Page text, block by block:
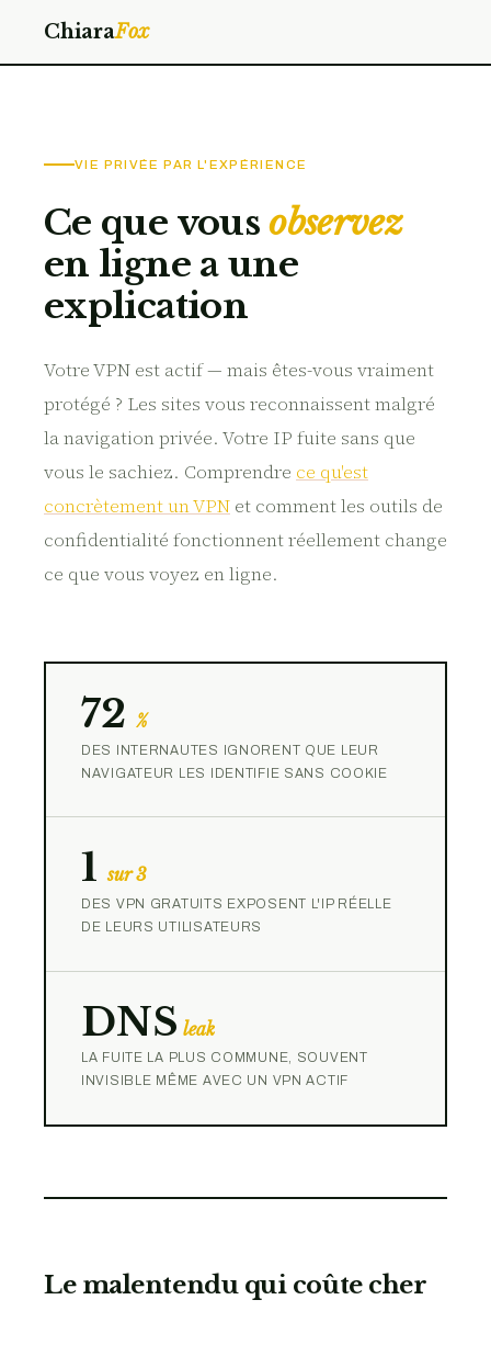
ChiaraFox
VIE PRIVÉE PAR L'EXPÉRIENCE
Ce que vousobservez
en ligne a une
explication
Votre VPN est actif — mais êtes-vous vraiment
protégé ? Les sites vous reconnaissent malgré
la navigation privée. Votre IP fuite sans que
vous le sachiez. Comprendre ce qu'est
concrètement un VPN et comment les outils de
confidentialité fonctionnent réellement change
ce que vous voyez en ligne.
72 %
DES INTERNAUTES IGNORENT QUE LEUR
NAVIGATEUR LES IDENTIFIE SANS COOKIE
1sur 3
DES VPN GRATUITS EXPOSENT L'IP RÉELLE
DE LEURS UTILISATEURS
DNS leak
LA FUITE LA PLUS COMMUNE, SOUVENT
INVISIBLE MÊME AVEC UN VPN ACTIF
Le malentendu qui coûte cher